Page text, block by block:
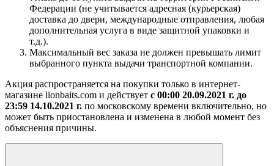
Федерации (не учитывается адресная (курьерская)
доставка до двери, международные отправления, любая
дополнительная услуга в виде защитной упаковки и
т.д.).
Максимальный вес заказа не должен превышать лимит
выбранного пункта выдачи транспортной компании.
Акция распространяется на покупки только в интернет-
магазине lionbaits.com и действует с 00:00 20.09.2021 г. до
23:59 14.10.2021 г. по московскому времени включительно, но
может быть приостановлена и изменена в любой момент без
объяснения причины.